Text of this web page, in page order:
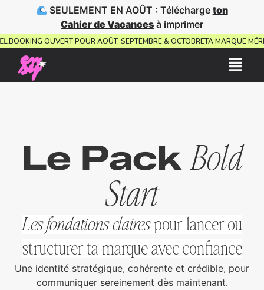
SEULEMENT EN AOÛT : Télécharge ton
Cahier de Vacances à imprimer
BOOKING OUVERT POUR AOÛT, SEPTEMBRE & OCTOBRETA MARQUE
Le PackBold
Start
Les fondations clairespour lancer ou
structurer ta marque avec confiance
Une identité stratégique, cohérente et crédible, pour
communiquer sereinement dès maintenant.